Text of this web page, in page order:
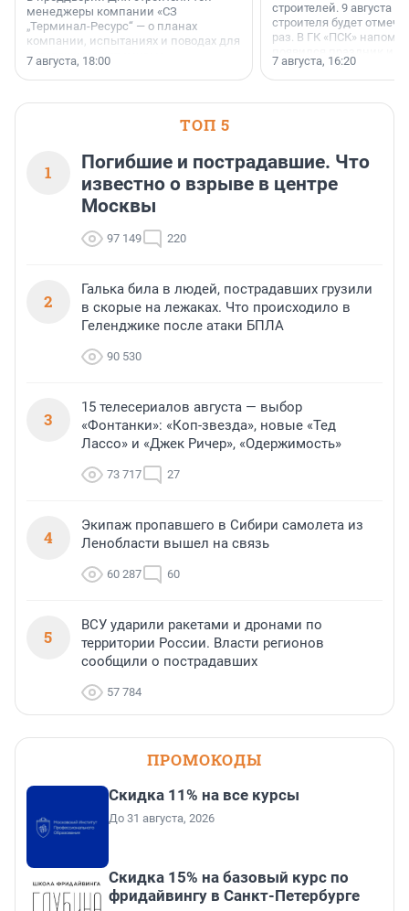
менеджеры компании «СЗ
„Терминал-Ресурс“ — о планах
компании, испытаниях и поводах для
осторожного оптимизма.
7 августа, 18:00
строителей. 9 августа
строителя будет
раз. В ГК «ПСК»
поменялась роль
7 августа, 16:20
ТОП 5
1
Погибшие и пострадавшие. Что
известно о взрыве в центре
Москвы
97 149 220
2
Галька била в людей, пострадавших грузили
в скорые на лежаках. Что происходило в
Геленджике после атаки БПЛА
90 530
3
15 телесериалов августа — выбор
«Фонтанки»: «Коп-звезда», новые «Тед
Лассо» и «Джек Ричер», «Одержимость»
73 717 27
4
Экипаж пропавшего в Сибири самолета из
Ленобласти вышел на связь
60 287 60
5
ВСУ ударили ракетами и дронами по
территории России. Власти регионов
сообщили о пострадавших
57 784
ПРОМОКОДЫ
Скидка 11% на все курсы
До 31 августа, 2026
Скидка 15% на базовый курс по
фридайвингу в Санкт-Петербурге